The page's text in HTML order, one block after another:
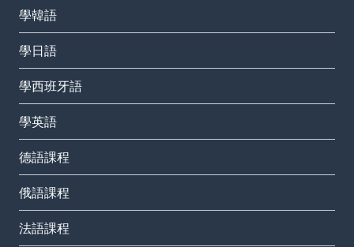
學韓語
學日語
學西班牙語
學英語
德語課程
俄語課程
法語課程